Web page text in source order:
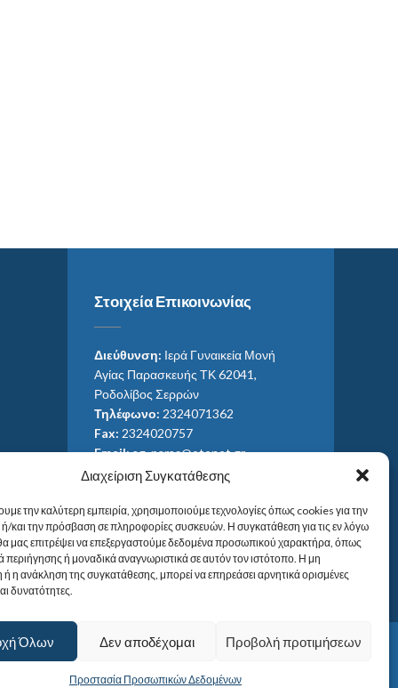
Διαχείριση Συγκατάθεσης
την καλύτερη εμπειρία, χρησιμοποιούμε τεχνολογίες όπως cookies για την
και την πρόσβαση σε πληροφορίες συσκευών. Η συγκατάθεση για τις εν λόγω
μας επιτρέψει να επεξεργαστούμε δεδομένα προσωπικού χαρακτήρα, όπως
ή μοναδικά αναγνωριστικά σε αυτόν τον ιστότοπο. Η μη
η ανάκληση της συγκατάθεσης, μπορεί να επηρεάσει αρνητικά ορισμένες
δυνατότητες.
Όλων Δεν αποδέχομαι Προβολή προτιμήσεων
Προστασία Προσωπικών Δεδομένων
Στοιχεία Επικοινωνίας
Διεύθυνση: Ιερά Γυναικεία Μονή
Αγίας Παρασκευής ΤΚ 62041,
Ροδολίβος Σερρών
Τηλέφωνο: 2324071362
Fax: 2324020757
Email:ag_paras@otenet.gr
Email:info@im-agparaskevis.gr
Από ανατολή έως και δύση του ηλίου.